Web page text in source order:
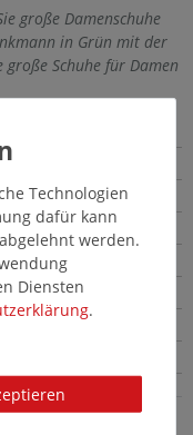
große Damenschuhe
in Grün mit der
Schuhe für Damen
Technologien
dafür kann
werden.
Diensten
.